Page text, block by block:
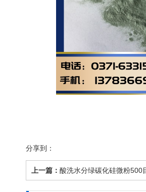
分享到：
上一篇： 酸洗水分绿碳化硅微粉500